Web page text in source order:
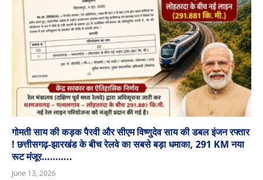
गोमती साय की कड़क पैरवी और सीएम विष्णुदेव साय की डबल इंजन रफ्तार
! छत्तीसगढ़-झारखंड के बीच रेलवे का सबसे बड़ा धमाका, 291 KM नया
रूट मंजूर………..
June 13, 2026